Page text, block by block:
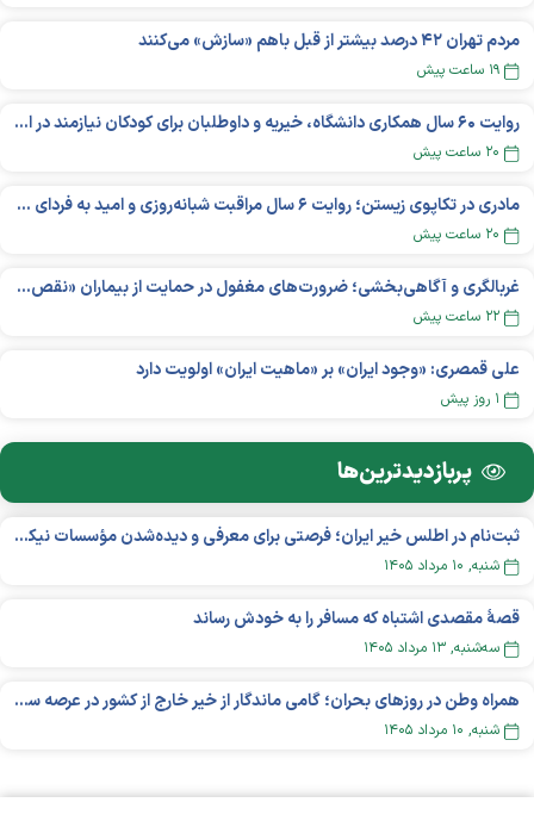
مردم تهران ۴۲ درصد بیشتر از قبل باهم «سازش» می‌کنند
۱۹ ساعت پیش
روایت ۶۰ سال همکاری دانشگاه، خیریه و داوطلبان برای کودکان نیازمند در استرالیا
۲۰ ساعت پیش
مادری در تکاپوی زیستن؛ روایت ۶ سال مراقبت شبانه‌روزی و امید به فردای «نورا»
۲۰ ساعت پیش
غربالگری و آگاهی‌بخشی؛ ضرورت‌های مغفول در حمایت از بیماران «نقص ایمنی اولیه»
۲۲ ساعت پیش
علی قمصری: «وجود ایران» بر «ماهیت ایران» اولویت دارد
۱ روز پیش
پربازدید‌ترین‌ها
ثبت‌نام در اطلس خیر ایران؛ فرصتی برای معرفی و دیده‌شدن مؤسسات نیکوکاری
شنبه, ۱۰ مرداد ۱۴۰۵
قصهٔ مقصدی اشتباه که مسافر را به خودش رساند
سه‌شنبه, ۱۳ مرداد ۱۴۰۵
همراه وطن در روزهای بحران؛ گامی ماندگار از خیر خارج از کشور در عرصه سلامت
شنبه, ۱۰ مرداد ۱۴۰۵